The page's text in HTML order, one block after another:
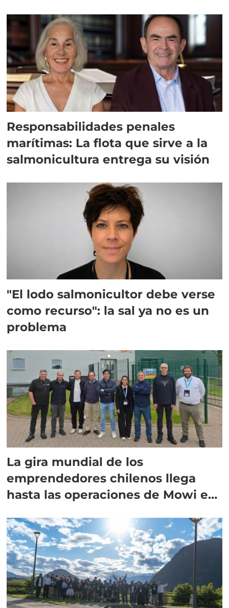
Responsabilidades penales
marítimas: La flota que sirve a la
salmonicultura entrega su visión
"El lodo salmonicultor debe verse
como recurso": la sal ya no es un
problema
La gira mundial de los
emprendedores chilenos llega
hasta las operaciones de Mowi en